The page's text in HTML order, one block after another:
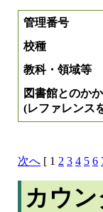
管理番号
校種
教科・領域等
図書館とのか
(レファレンス
次へ [ 1 2 3 4 5 6
カウン